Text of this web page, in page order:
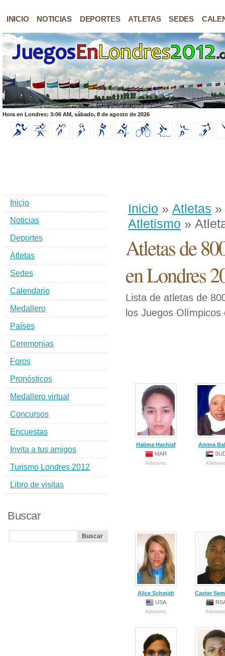
INICIO NOTICIAS DEPORTES ATLETAS SEDES
Hora en Londres: 3:06 AM, sábado, 8 de agosto de 2026
Inicio » Atletas »
Atletismo »
Atletas de
en Londres
Lista de atletas de
los Juegos
Halima Hachlaf
MAR
Atletismo
Amina
Alice Schmidt
USA
Atletismo
Caster
Inicio
Noticias
Deportes
Atletas
Sedes
Calendario
Medallero
Países
Ceremonias
Foros
Pronósticos
Medallero virtual
Concursos
Encuestas
Invita a tus amigos
Turismo Londres 2012
Libro de visitas
Buscar